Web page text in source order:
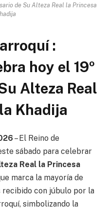
de Su Alteza Real la Princesa
:
hoy el 19º
Alteza Real
Khadija
– El Reino de
sábado para celebrar
Real la Princesa
marca la mayoría de
recibido con júbulo por la
simbolizando la